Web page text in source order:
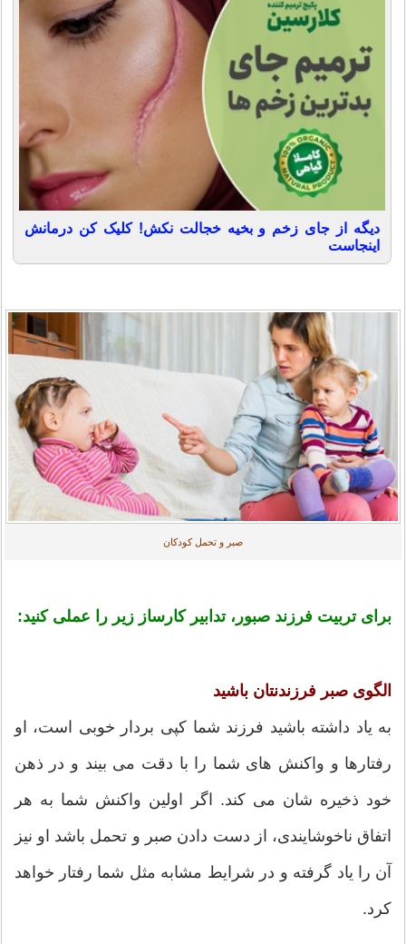
دیگه از جای زخم و بخیه خجالت نکش! کلیک کن درمانش
اینجاست
صبر و تحمل کودکان
برای تربیت فرزند صبور، تدابیر کارساز زیر را عملی کنید:
الگوی صبر فرزندنتان باشید
به یاد داشته باشید فرزند شما کپی بردار خوبی است، او
رفتارها و واکنش های شما را با دقت می بیند و در ذهن
خود ذخیره شان می کند. اگر اولین واکنش شما به هر
اتفاق ناخوشایندی، از دست دادن صبر و تحمل باشد او نیز
آن را یاد گرفته و در شرایط مشابه مثل شما رفتار خواهد
کرد.